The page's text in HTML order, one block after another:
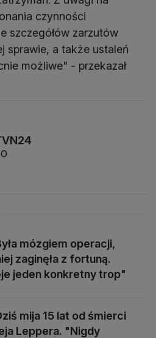
czynności
szczegółów zarzutów
sprawie, a także ustaleń
możliwe" - przekazał
mózgiem operacji,
zaginęła z fortuną.
jeden konkretny trop"
mija 15 lat od śmierci
Leppera. "Nigdy